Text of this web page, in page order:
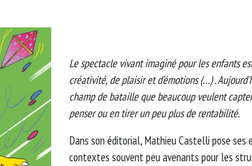
Le spectacle vivant imaginé pour les enfants
créativité, de plaisir et d’émotions (…) .
champ de bataille que beaucoup veulent
penser ou en tirer un peu plus de rentabilité.
Dans son éditorial, Mathieu Castelli pose ses
contextes souvent peu avenants pour les